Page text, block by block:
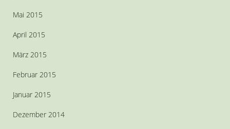
Mai 2015
April 2015
März 2015
Februar 2015
Januar 2015
Dezember 2014